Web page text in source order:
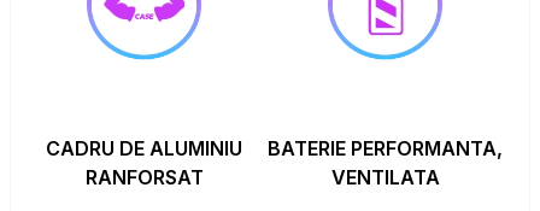
CADRU DE ALUMINIU
RANFORSAT
BATERIE PERFORMANTA,
VENTILATA